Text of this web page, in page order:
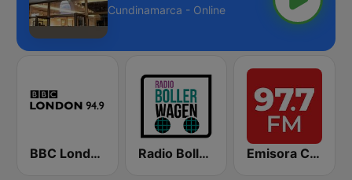
Cundinamarca - Online
BBC London Radio Bollerwagen Emisora Cultural RAC